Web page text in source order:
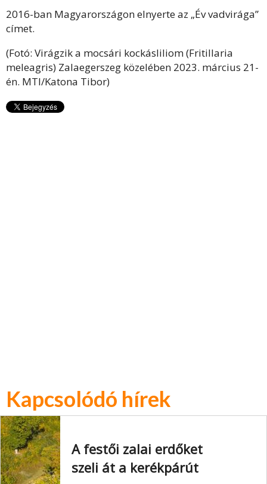
2016-ban Magyarországon elnyerte az „Év vadvirága”
címet.
(Fotó: Virágzik a mocsári kockásliliom (Fritillaria
meleagris) Zalaegerszeg közelében 2023. március 21-
én. MTI/Katona Tibor)
Kapcsolódó hírek
A festői zalai erdőket
szeli át a kerékpárút